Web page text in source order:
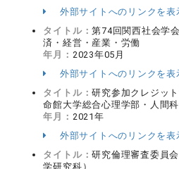
外部サイトへのリンクを表
タイトル：第74回関西社会学
済・経営・産業・労働
年月： 2023年05月
外部サイトへのリンクを表
タイトル：研究参加クレジッ
命館大学総合心理学部・人間科
年月： 2021年
外部サイトへのリンクを表
タイトル：研究倫理審査委員
学研究科）